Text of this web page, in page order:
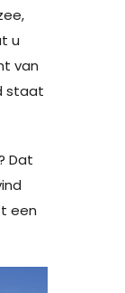
u
van
staat
Dat
een